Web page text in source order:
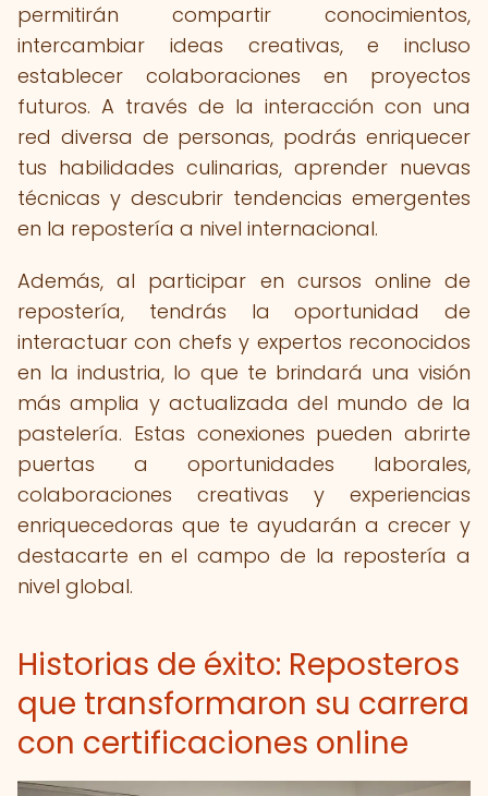
permitirán compartir conocimientos,
intercambiar ideas creativas, e incluso
establecer colaboraciones en proyectos
futuros. A través de la interacción con una
red diversa de personas, podrás enriquecer
tus habilidades culinarias, aprender nuevas
técnicas y descubrir tendencias emergentes
en la repostería a nivel internacional.
Además, al participar en cursos online de
repostería, tendrás la oportunidad de
interactuar con chefs y expertos reconocidos
en la industria, lo que te brindará una visión
más amplia y actualizada del mundo de la
pastelería. Estas conexiones pueden abrirte
puertas a oportunidades laborales,
colaboraciones creativas y experiencias
enriquecedoras que te ayudarán a crecer y
destacarte en el campo de la repostería a
nivel global.
Historias de éxito: Reposteros
que transformaron su carrera
con certificaciones online